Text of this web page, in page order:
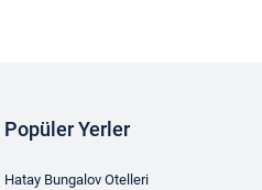
Popüler Yerler
Hatay Bungalov Otelleri